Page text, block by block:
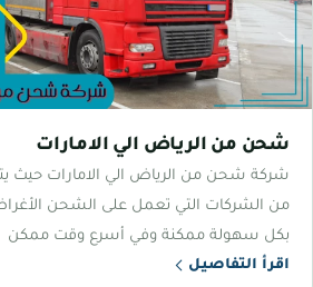
شحن من الرياض الي الامارات
شركة شحن من الرياض الي الامارات حيث
من الشركات التي تعمل على الشحن
بكل سهولة ممكنة وفي أسرع وقت ممكن
اقرأ التفاصيل